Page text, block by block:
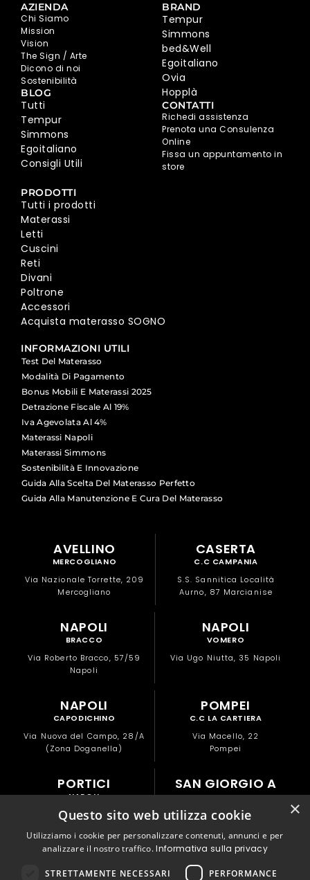
AZIENDA
Chi Siamo
Mission
Vision
The Sign / Arte
Dicono di noi
Sostenibilità
BLOG
Tutti
Tempur
Simmons
Egoitaliano
Consigli Utili
BRAND
Tempur
Simmons
bed&Well
Egoitaliano
Ovia
Hopplà
CONTATTI
Richedi assistenza
Prenota una Consulenza
Online
Fissa un appuntamento in
store
PRODOTTI
Tutti i prodotti
Materassi
Letti
Cuscini
Reti
Divani
Poltrone
Accessori
Acquista materasso SOGNO
INFORMAZIONI UTILI
Test Del Materasso
Modalità Di Pagamento
Bonus Mobili E Materassi 2025
Detrazione Fiscale Al 19%
Iva Agevolata Al 4%
Materassi Napoli
Materassi Simmons
Sostenibilità E Innovazione
Guida Alla Scelta Del Materasso Perfetto
Guida Alla Manutenzione E Cura Del Materasso
AVELLINO
MERCOGLIANO
Via Nazionale Torrette, 209
Mercogliano
CASERTA
C.C CAMPANIA
S.S. Sannitica Località
Aurno, 87 Marcianise
NAPOLI
BRACCO
Via Roberto Bracco, 57/59
Napoli
NAPOLI
VOMERO
Via Ugo Niutta, 35 Napoli
NAPOLI
CAPODICHINO
Via Nuova del Campo, 28/A
(Zona Doganella)
POMPEI
C.C LA CARTIERA
Via Macello, 22
Pompei
PORTICI
NAPOLI
Via Libertà, 82
SAN GIORGIO A
CREMANO
NAPOLI
Via Alessandro Manzoni, 177
San Giorgio a Cremano
© Copyright 2026 DNA S.r.L. – P.IVA: 07050600480 | Tutti i diritti riservati
×
Questo sito web utilizza cookie
Utilizziamo i cookie per personalizzare contenuti, annunci e per
analizzare il nostro traffico.Informativa sulla privacy
STRETTAMENTE NECESSARI PERFORMANCE